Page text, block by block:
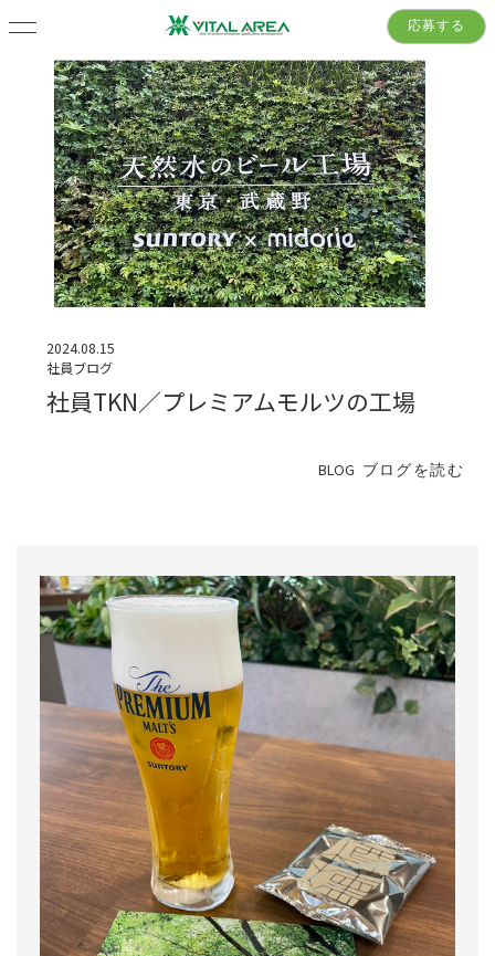
応募する
2024.08.15
社員ブログ
社員TKN／プレミアムモルツの工場
BLOG ブログを読む